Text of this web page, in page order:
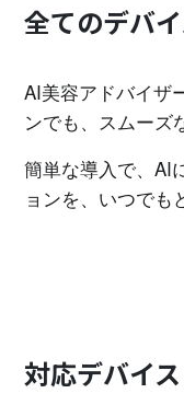
全てのデバ
AI美容アドバイザ
ンでも、スムーズ
簡単な導入で、AI
ョンを、いつでも
対応デバイス